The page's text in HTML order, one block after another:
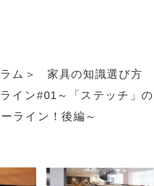
ム
家具の知識選び方
イン#01～「ステッチ」の
ライン！後編～